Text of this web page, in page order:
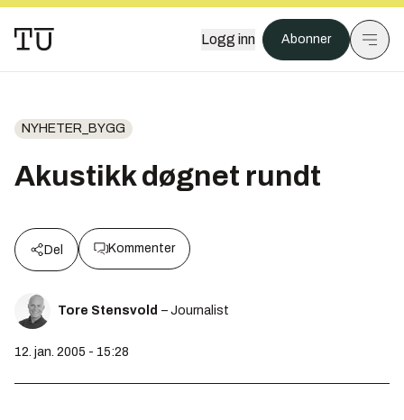
Logg inn Abonner
NYHETER_BYGG
Akustikk døgnet rundt
Del Kommenter
Tore Stensvold – Journalist
12. jan. 2005 - 15:28